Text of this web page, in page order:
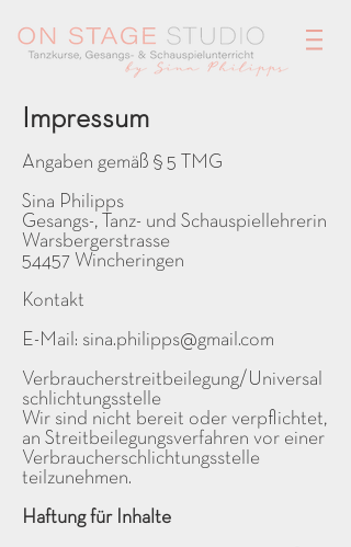
Impressum
Angaben gemäß § 5 TMG
Sina Philipps
Gesangs-, Tanz- und Schauspiellehrerin
Warsbergerstrasse
54457 Wincheringen
Kontakt
E-Mail: sina.philipps@gmail.com
Verbraucherstreitbeilegung/Universal
schlichtungsstelle
Wir sind nicht bereit oder verpflichtet,
an Streitbeilegungsverfahren vor einer
Verbraucherschlichtungsstelle
teilzunehmen.
Haftung für Inhalte